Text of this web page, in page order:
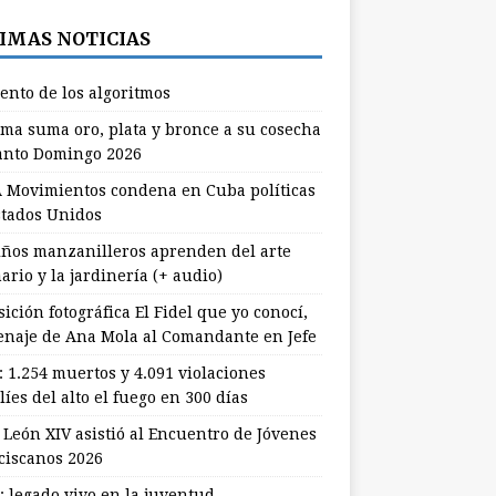
NOTICIAS
de los algoritmos
suma oro, plata y bronce a su cosecha
Domingo 2026
Movimientos condena en Cuba políticas
Unidos
manzanilleros aprenden del arte
y la jardinería (+ audio)
fotográfica El Fidel que yo conocí,
de Ana Mola al Comandante en Jefe
1.254 muertos y 4.091 violaciones
del alto el fuego en 300 días
León XIV asistió al Encuentro de Jóvenes
2026